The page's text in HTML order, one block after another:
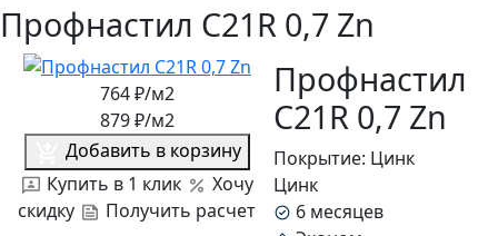
Профнастил C21R 0,7 Zn
764₽/м2
879₽/м2
Добавить в корзину
Купить в 1 клик
Хочу
скидку
Получить расчет
Профнастил
C21R 0,7 Zn
Покрытие: Цинк
Цинк
6 месяцев